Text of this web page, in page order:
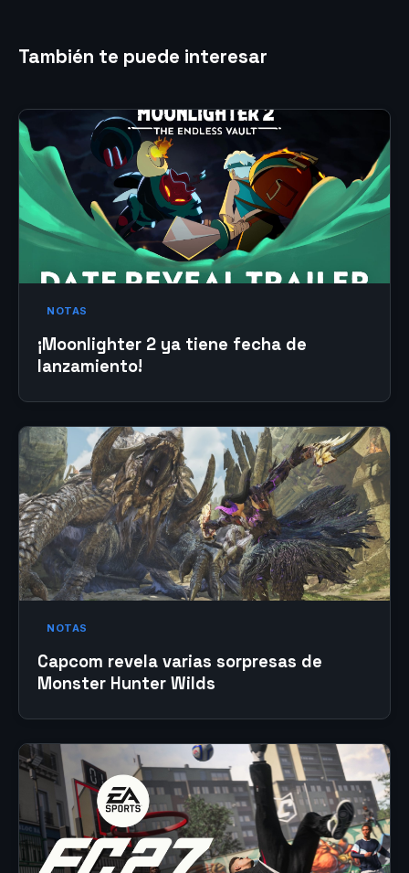
También te puede interesar
NOTAS
¡Moonlighter 2 ya tiene fecha de
lanzamiento!
NOTAS
Capcom revela varias sorpresas de
Monster Hunter Wilds